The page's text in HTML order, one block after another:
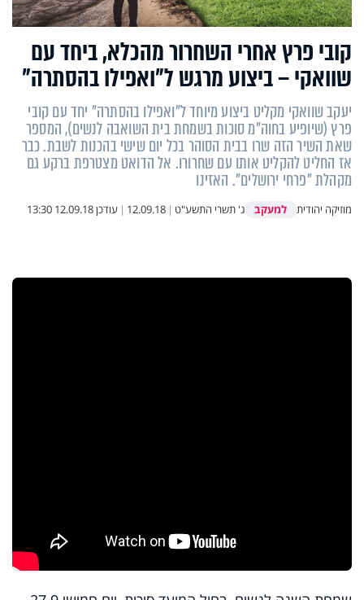
קובי פרץ אחרי השחרור מהכלא, ביחד עם
שוואקי – ביצוע מרגש ל"ואפילו בהסתרה"
יעקב שוואקי מקליט ביצוע מיוחד ל"ואפילו בהסתרה" יחד עם קובי
פרץ (שיופיע בחוה"מ סוכות בשמחת בית השואבה לנשים), המספר
שאת השיר הזה שרו בבית הסוהר בכל יום שישי בהכנות לשבת. כבר
אז החליט להקליט אותו עם שחרורו. אל הדואט מצטרפת ברקע גם
מקהלת "פרחי ירושלים". האזינו
מוזיקה יהודית למעקב ג' תשרי התשע"ט |
12.09.18
| עודכן12.09.18 13:30